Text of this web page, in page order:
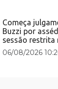
Começa
Buzzi por
sessão restrita
06/08/2026